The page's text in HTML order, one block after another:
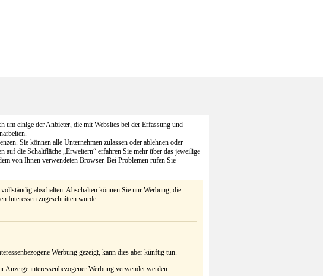
um einige der Anbieter, die mit Websites bei der Erfassung und
Sie können alle Unternehmen zulassen oder ablehnen oder
auf die Schaltfläche „Erweitern“ erfahren Sie mehr über das jeweilige
von Ihnen verwendeten Browser. Bei Problemen rufen Sie
abschalten. Abschalten können Sie nur Werbung, die
Interessen zugeschnitten wurde.
Werbung gezeigt, kann dies aber künftig tun.
Anzeige interessenbezogener Werbung verwendet werden